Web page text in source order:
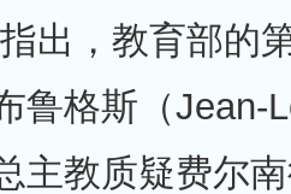
出，教育部的
鲁格斯（Jean-
主教质疑费尔